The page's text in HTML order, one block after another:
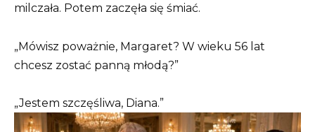
milczała. Potem zaczęła się śmiać.
„Mówisz poważnie, Margaret? W wieku 56 lat
chcesz zostać panną młodą?”
„Jestem szczęśliwa, Diana.”